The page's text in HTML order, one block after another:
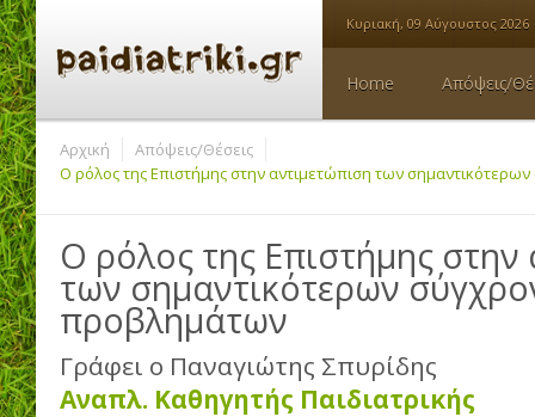
Κυριακή, 09 Αύγουστος 2026
Home Απόψεις/
Αρχική
Απόψεις/Θέσεις
Ο ρόλος της Επιστήμης στην αντιμετώπιση των
Ο ρόλος της Επιστήμης στην
των σημαντικότερων
προβλημάτων
Γράφει ο Παναγιώτης Σπυρίδης
Αναπλ. Καθηγητής Παιδιατρικής